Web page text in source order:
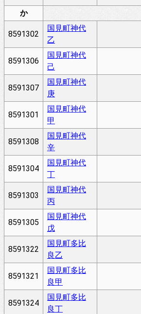
か
8591302
国見町神代
乙
8591306
国見町神代
己
8591307
国見町神代
庚
8591301
国見町神代
甲
8591308
国見町神代
辛
8591304
国見町神代
丁
8591303
国見町神代
丙
8591305
国見町神代
戊
8591322
国見町多比
良乙
8591321
国見町多比
良甲
8591324
国見町多比
良丁